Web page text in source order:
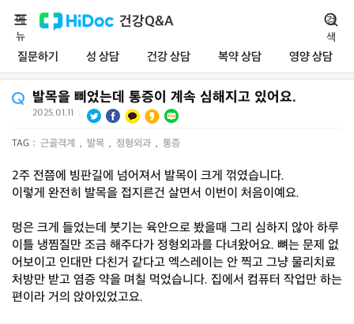
건강Q&A
질문하기 성 상담 건강 상담 복약 상담 영양 상담
메
뉴
검
색
발목을 삐었는데 통증이 계속 심해지고 있어요.
2025.01.11
TAG : 근골격계 , 발목 , 정형외과 , 통증
2주 전쯤에 빙판길에 넘어져서 발목이 크게 꺾였습니다.
이렇게 완전히 발목을 접지른건 살면서 이번이 처음이예요.
멍은 크게 들었는데 붓기는 육안으로 봤을때 그리 심하지 않아 하루
이틀 냉찜질만 조금 해주다가 정형외과를 다녀왔어요. 뼈는 문제 없
어보이고 인대만 다친거 같다고 엑스레이는 안 찍고 그냥 물리치료
처방만 받고 염증 약을 며칠 먹었습니다. 집에서 컴퓨터 작업만 하는
편이라 거의 앉아있었고요.